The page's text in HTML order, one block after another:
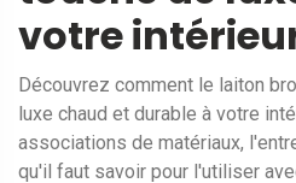
votre
Découvrez comment le laiton
luxe chaud et durable à votre
associations de matériaux,
qu'il faut savoir pour l'utiliser